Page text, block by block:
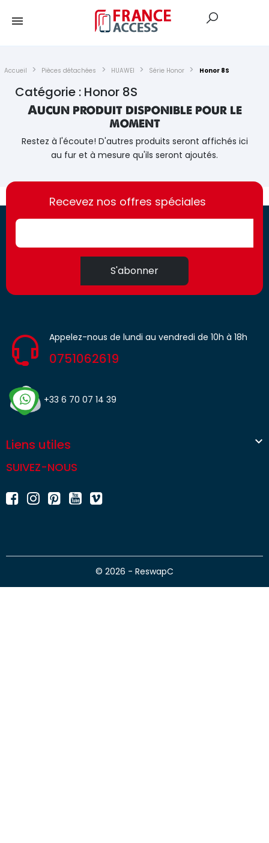
Accueil Pièces détachées HUAWEI Série Honor Honor 8S
Catégorie : Honor 8S
Aucun produit disponible pour le
moment
Restez à l'écoute! D'autres produits seront affichés ici
au fur et à mesure qu'ils seront ajoutés.
https://france-
access.fr
https://france-
access.fr
Recevez nos offres spéciales
S'abonner
Appelez-nous de lundi au vendredi de 10h à 18h
0751062619
+33 6 70 07 14 39
Liens utiles 
SUIVEZ-NOUS
© 2026 - ReswapC